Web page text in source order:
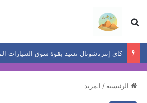
بحث عن
الرئيسية / المزيد